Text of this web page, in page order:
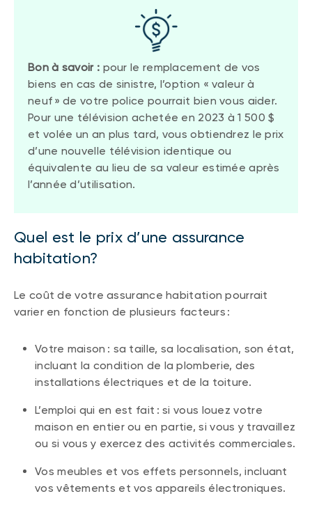
Bon à savoir : pour le remplacement de vos
biens en cas de sinistre, l’option « valeur à
neuf » de votre police pourrait bien vous aider.
Pour une télévision achetée en 2023 à 1 500 $
et volée un an plus tard, vous obtiendrez le prix
d’une nouvelle télévision identique ou
équivalente au lieu de sa valeur estimée après
l’année d’utilisation.
Quel est le prix d’une assurance
habitation?
Le coût de votre assurance habitation pourrait
varier en fonction de plusieurs facteurs :
Votre maison : sa taille, sa localisation, son état,
incluant la condition de la plomberie, des
installations électriques et de la toiture.
L’emploi qui en est fait : si vous louez votre
maison en entier ou en partie, si vous y travaillez
ou si vous y exercez des activités commerciales.
Vos meubles et vos effets personnels, incluant
vos vêtements et vos appareils électroniques.